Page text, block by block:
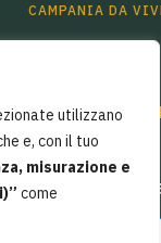
utilizzano
e, con il tuo
misurazione e
come
CAMPANIA DA
+39 339 186
in Costiera